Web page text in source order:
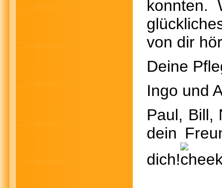
konnten.
von dir
Deine
Ingo und
Paul, Bill,
dein
dich!